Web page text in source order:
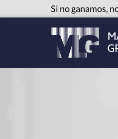
Si no ganamos,